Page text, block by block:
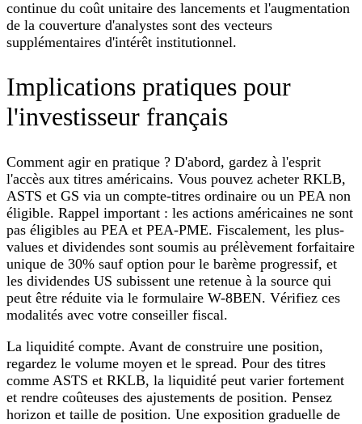
continue du coût unitaire des lancements et l'augmentation
de la couverture d'analystes sont des vecteurs
supplémentaires d'intérêt institutionnel.
Implications pratiques pour
l'investisseur français
Comment agir en pratique ? D'abord, gardez à l'esprit
l'accès aux titres américains. Vous pouvez acheter RKLB,
ASTS et GS via un compte-titres ordinaire ou un PEA non
éligible. Rappel important : les actions américaines ne sont
pas éligibles au PEA et PEA-PME. Fiscalement, les plus-
values et dividendes sont soumis au prélèvement forfaitaire
unique de 30% sauf option pour le barème progressif, et
les dividendes US subissent une retenue à la source qui
peut être réduite via le formulaire W-8BEN. Vérifiez ces
modalités avec votre conseiller fiscal.
La liquidité compte. Avant de construire une position,
regardez le volume moyen et le spread. Pour des titres
comme ASTS et RKLB, la liquidité peut varier fortement
et rendre coûteuses des ajustements de position. Pensez
horizon et taille de position. Une exposition graduelle de